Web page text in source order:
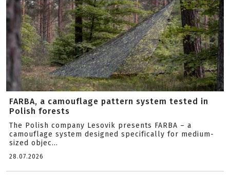
FARBA, a camouflage pattern system tested in
Polish forests
The Polish company Lesovik presents FARBA – a
camouflage system designed specifically for medium-
sized objec...
28.07.2026